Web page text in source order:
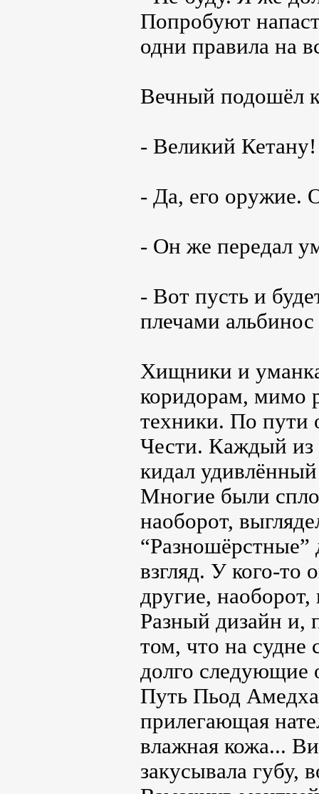
Попробуют
одни правила на
Вечный подошёл
- Великий
- Да, его оружие.
- Он же передал
- Вот пусть и
плечами
Хищники и
коридорам, мимо
техники. По пути
Чести. Каждый из
кидал
Многие были
наоборот,
“Разношёрстные”
взгляд. У кого-то
другие,
Разный дизайн и,
том, что на
долго следующие
Путь Пьод
прилегающая
влажная кожа...
закусывала губу,